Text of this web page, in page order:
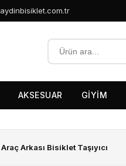
AKSESUAR GİYİM
Arkası Bisiklet Taşıyıcı